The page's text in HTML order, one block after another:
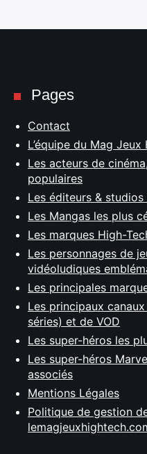
Pages
Contact
L’équipe du Mag Jeux
Les acteurs de
populaires
Les éditeurs &
Les Mangas les plus
Les marques High-
Les personnages de
vidéoludiques
Les principales
Les principaux
séries) et de VOD
Les super-héros les
Les super-héros
associés
Mentions Légales
Politique de gestion